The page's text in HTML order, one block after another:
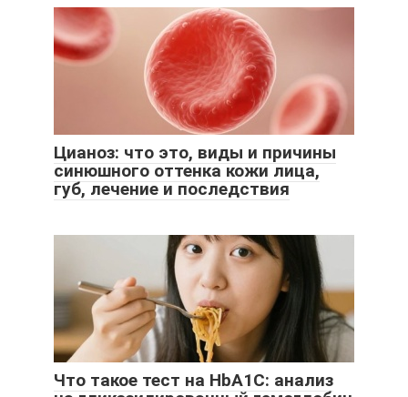
Цианоз: что это, виды и причины
синюшного оттенка кожи лица,
губ, лечение и последствия
Что такое тест на HbA1C: анализ